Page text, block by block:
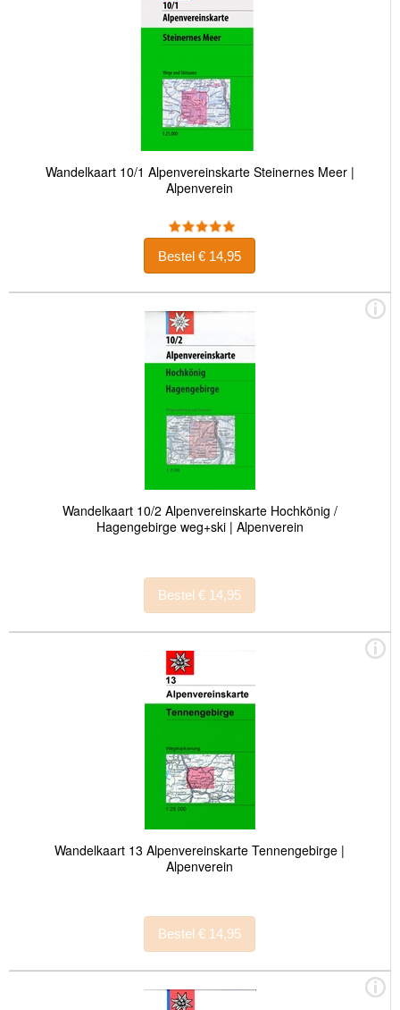
Wandelkaart 10/1 Alpenvereinskarte Steinernes Meer |
Alpenverein
Bestel € 14,95
Wandelkaart 10/2 Alpenvereinskarte Hochkönig /
Hagengebirge weg+ski | Alpenverein
Bestel € 14,95
Wandelkaart 13 Alpenvereinskarte Tennengebirge |
Alpenverein
Bestel € 14,95